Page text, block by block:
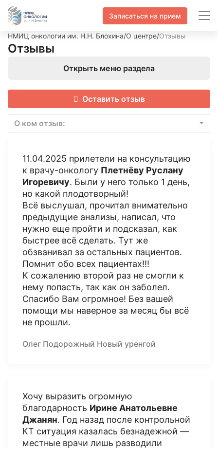
Записаться на прием
НМИЦ онкологии им. Н.Н. Блохина/О центре/Отзывы
Отзывы
Открыть меню раздела
Оставить отзыв
О ком отзыв:
11.04.2025 прилетели на консультацию
к врачу-онкологу Плетнёву Руслану
Игоревичу. Были у него только 1 день,
но какой плодотворный!
Всё выслушал, прочитал внимательно
предыдущие анализы, написал, что
нужно еще пройти и подсказал, как
быстрее всё сделать. Тут же
обзванивал за остальных пациентов.
Помнит обо всех пациентах!!!
К сожалению второй раз не смогли к
нему попасть, так как он заболел.
Спасибо Вам огромное! Без вашей
помощи мы наверное за месяц бы всё
не прошли.
Олег Подорожный Новый уренгой
Хочу выразить огромную
благодарность Ирине Анатольевне
Джанян. Год назад после контрольной
КТ ситуация казалась безнадежной —
местные врачи лишь разводили